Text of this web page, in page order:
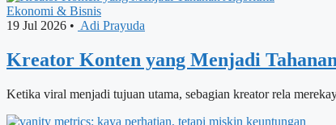
Ekonomi & Bisnis
19 Jul 2026 • Adi Prayuda
Kreator Konten yang Menjadi
Ketika viral menjadi tujuan utama, sebagian kreator rela